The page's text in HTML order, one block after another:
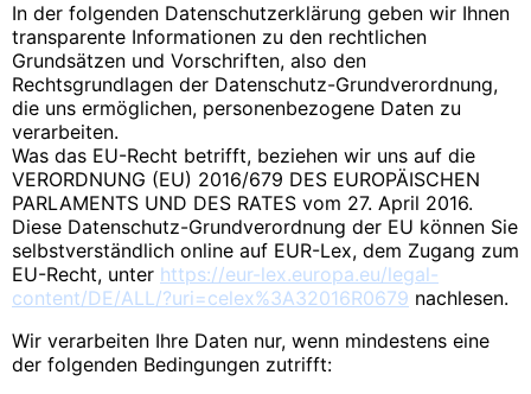
In der folgenden Datenschutzerklärung geben wir Ihnen
transparente Informationen zu den rechtlichen
Grundsätzen und Vorschriften, also den
Rechtsgrundlagen der Datenschutz-Grundverordnung,
die uns ermöglichen, personenbezogene Daten zu
verarbeiten.
Was das EU-Recht betrifft, beziehen wir uns auf die
VERORDNUNG (EU) 2016/679 DES EUROPÄISCHEN
PARLAMENTS UND DES RATES vom 27. April 2016.
Diese Datenschutz-Grundverordnung der EU können Sie
selbstverständlich online auf EUR-Lex, dem Zugang zum
EU-Recht, unter https://eur-lex.europa.eu/legal-
content/DE/ALL/?uri=celex%3A32016R0679 nachlesen.
Wir verarbeiten Ihre Daten nur, wenn mindestens eine
der folgenden Bedingungen zutrifft: